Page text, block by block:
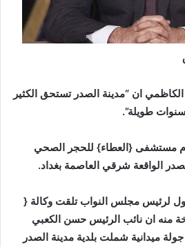
ان “مدينة الصدر تستحق الكثير
طويلة”.
مستشفى {العطاء} للحجر الصحي
الواقعة شرقي العاصمة بغداد.
لرئيس مجلس النواب تلقت وكالة {
منه ان نائب الرئيس حسن الكعبي
ميدانية شملت بلدية مدينة الصدر